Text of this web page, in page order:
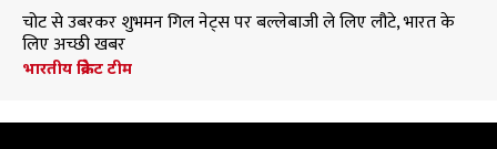
चोट से उबरकर शुभमन गिल नेट्स पर बल्लेबाजी ले लिए लौटे, भारत के
लिए अच्छी खबर
भारतीय क्रिकेट टीम